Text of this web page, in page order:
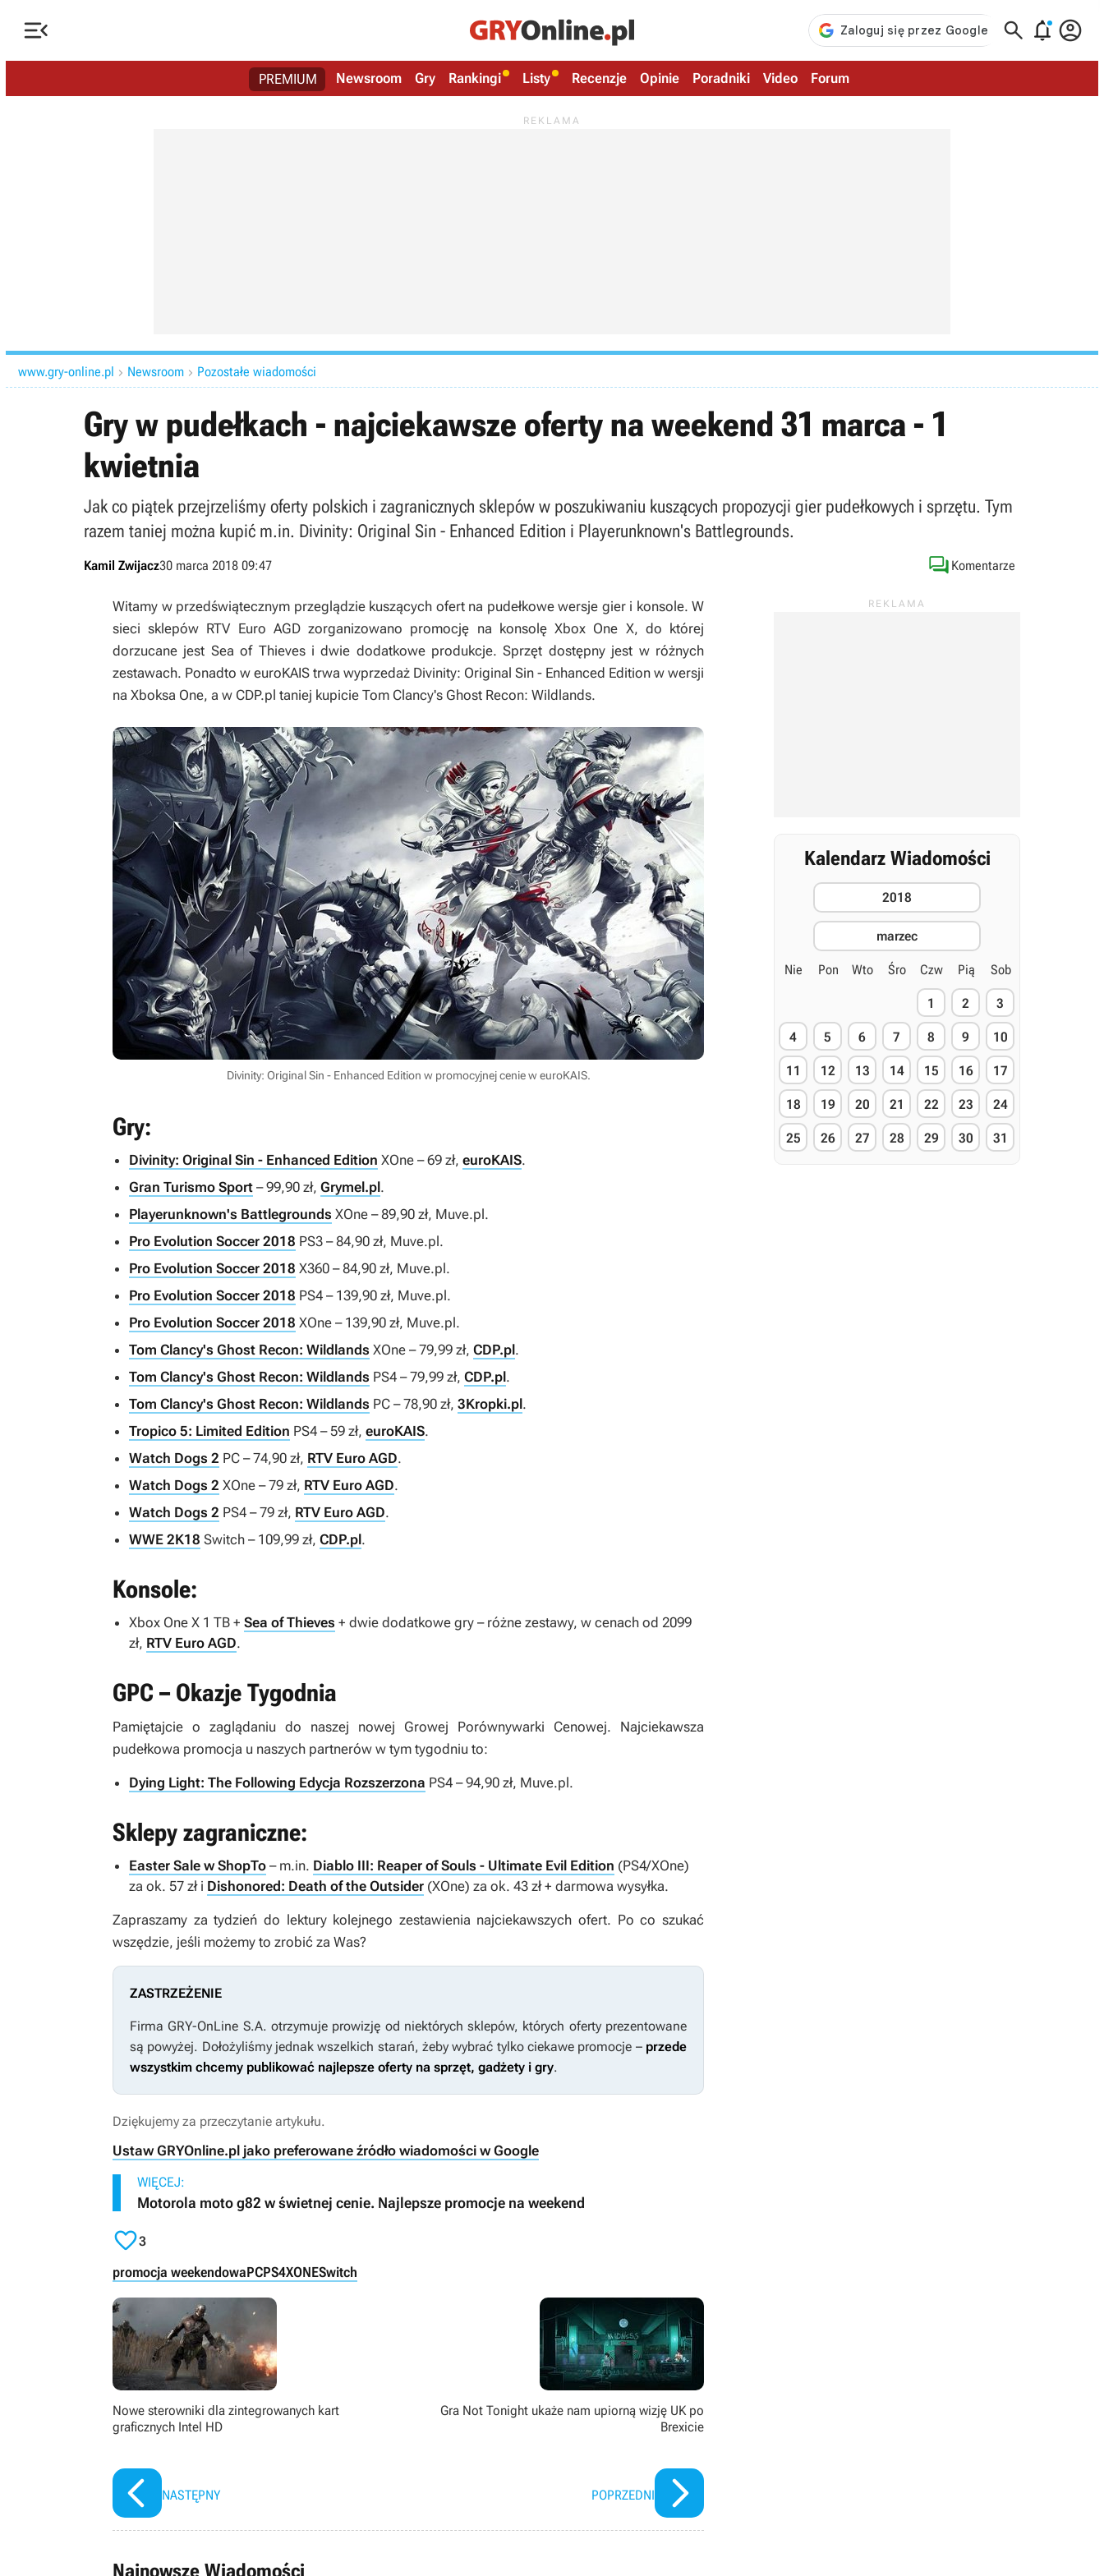
   
PREMIUM Newsroom Gry Rankingi Listy Recenzje Opinie Poradniki Video Forum
www.gry-online.pl  Newsroom  Pozostałe wiadomości
Gry w pudełkach - najciekawsze oferty na weekend 31 marca - 1
kwietnia
Jak co piątek przejrzeliśmy oferty polskich i zagranicznych sklepów w poszukiwaniu kuszących propozycji gier pudełkowych i sprzętu. Tym
razem taniej można kupić m.in. Divinity: Original Sin - Enhanced Edition i Playerunknown's Battlegrounds.
Kamil Zwijacz30 marca 2018 09:47  Komentarze
Witamy w przedświątecznym przeglądzie kuszących ofert na pudełkowe wersje gier i konsole. W
sieci sklepów RTV Euro AGD zorganizowano promocję na konsolę Xbox One X, do której
dorzucane jest Sea of Thievesi dwie dodatkowe produkcje. Sprzęt dostępny jest w różnych
zestawach. Ponadto w euroKAIS trwa wyprzedaż Divinity: Original Sin - Enhanced Edition w wersji
na Xboksa One, a w CDP.pl taniej kupicie Tom Clancy's Ghost Recon: Wildlands.
Divinity: Original Sin - Enhanced Edition w promocyjnej cenie w euroKAIS.
Gry:
Divinity: Original Sin - Enhanced Edition XOne – 69 zł, euroKAIS.
Gran Turismo Sport – 99,90 zł, Grymel.pl.
Playerunknown's Battlegrounds XOne – 89,90 zł, Muve.pl.
Pro Evolution Soccer 2018 PS3 – 84,90 zł, Muve.pl.
Pro Evolution Soccer 2018 X360 – 84,90 zł, Muve.pl.
Pro Evolution Soccer 2018 PS4 – 139,90 zł, Muve.pl.
Pro Evolution Soccer 2018 XOne – 139,90 zł, Muve.pl.
Tom Clancy's Ghost Recon: Wildlands XOne – 79,99 zł, CDP.pl.
Tom Clancy's Ghost Recon: Wildlands PS4 – 79,99 zł, CDP.pl.
Tom Clancy's Ghost Recon: Wildlands PC – 78,90 zł, 3Kropki.pl.
Tropico 5: Limited Edition PS4 – 59 zł, euroKAIS.
Watch Dogs 2 PC – 74,90 zł, RTV Euro AGD.
Watch Dogs 2 XOne – 79 zł, RTV Euro AGD.
Watch Dogs 2 PS4 – 79 zł, RTV Euro AGD.
WWE 2K18 Switch – 109,99 zł, CDP.pl.
Konsole:
Xbox One X 1 TB + Sea of Thieves + dwie dodatkowe gry – różne zestawy, w cenach od 2099
zł, RTV Euro AGD.
GPC – Okazje Tygodnia
Pamiętajcie o zaglądaniu do naszej nowej Growej Porównywarki Cenowej. Najciekawsza
pudełkowa promocja u naszych partnerów w tym tygodniu to:
Dying Light: The Following Edycja Rozszerzona PS4 – 94,90 zł, Muve.pl.
Sklepy zagraniczne:
Easter Sale w ShopTo – m.in. Diablo III: Reaper of Souls - Ultimate Evil Edition (PS4/XOne)
za ok. 57 zł i Dishonored: Death of the Outsider (XOne) za ok. 43 zł + darmowa wysyłka.
Zapraszamy za tydzień do lektury kolejnego zestawienia najciekawszych ofert. Po co szukać
wszędzie, jeśli możemy to zrobić za Was?
ZASTRZEŻENIE
Firma GRY-OnLine S.A. otrzymuje prowizję od niektórych sklepów, których oferty prezentowane
są powyżej. Dołożyliśmy jednak wszelkich starań, żeby wybrać tylko ciekawe promocje – przede
wszystkim chcemy publikować najlepsze oferty na sprzęt, gadżety i gry.
Dziękujemy za przeczytanie artykułu.
Ustaw GRYOnline.pl jako preferowane źródło wiadomości w Google
WIĘCEJ:
Motorola moto g82 w świetnej cenie. Najlepsze promocje na weekend
3
promocja weekendowaPCPS4XONESwitch
Nowe sterowniki dla zintegrowanych kart
graficznych Intel HD
NASTĘPNY
Gra Not Tonight ukaże nam upiorną wizję UK po
Brexicie
POPRZEDNI
Najnowsze Wiadomości
Kalendarz Wiadomości
2018
marzec
Nie Pon Wto Śro Czw Pią Sob
1 2 3
4 5 6 7 8 9 10
11 12 13 14 15 16 17
18 19 20 21 22 23 24
25 26 27 28 29 30 31